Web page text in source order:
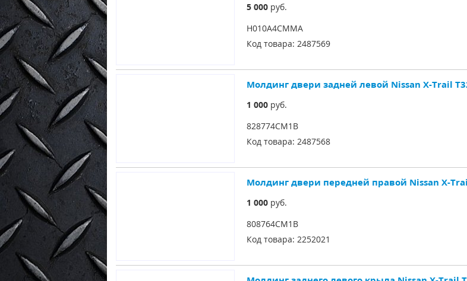
5 000руб.
H010A4CMMA
Код товара: 2487569
Молдинг двери задней левой Nissan X-Trail
1 000руб.
828774CM1B
Код товара: 2487568
Молдинг двери передней правой Nissan X-
1 000руб.
808764CM1B
Код товара: 2252021